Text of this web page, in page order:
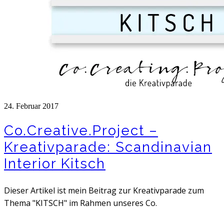
24. Februar 2017
Co.Creative.Project –
Kreativparade: Scandinavian
Interior Kitsch
Dieser Artikel ist mein Beitrag zur Kreativparade zum
Thema "KITSCH" im Rahmen unseres Co.